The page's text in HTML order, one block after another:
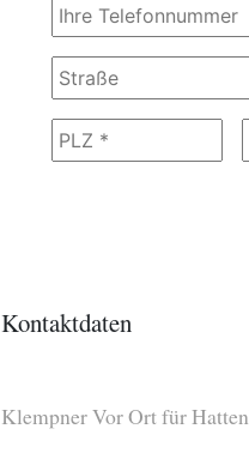
Kontaktdaten
Klempner Vor Ort für